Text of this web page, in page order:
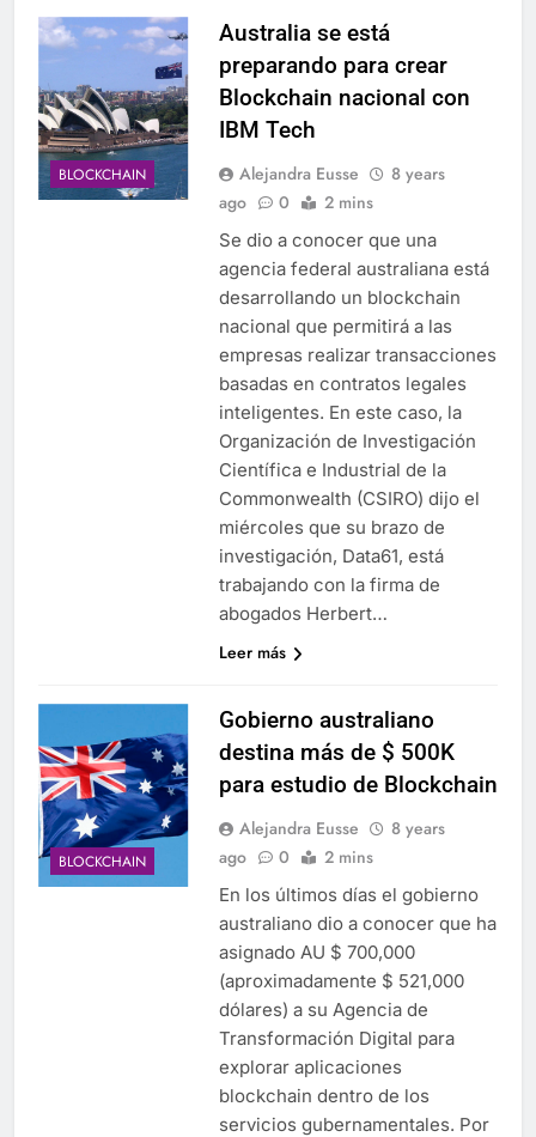
BLOCKCHAIN
Australia se está
preparando para crear
Blockchain nacional con
IBM Tech
Alejandra Eusse
8 years
ago
0 2 mins
Se dio a conocer que una
agencia federal australiana está
desarrollando un blockchain
nacional que permitirá a las
empresas realizar transacciones
basadas en contratos legales
inteligentes. En este caso, la
Organización de Investigación
Científica e Industrial de la
Commonwealth (CSIRO) dijo el
miércoles que su brazo de
investigación, Data61, está
trabajando con la firma de
abogados Herbert…
Leer más
BLOCKCHAIN
Gobierno australiano
destina más de $ 500K
para estudio de Blockchain
Alejandra Eusse
8 years
ago
0 2 mins
En los últimos días el gobierno
australiano dio a conocer que ha
asignado AU $ 700,000
(aproximadamente $ 521,000
dólares) a su Agencia de
Transformación Digital para
explorar aplicaciones
blockchain dentro de los
servicios gubernamentales. Por